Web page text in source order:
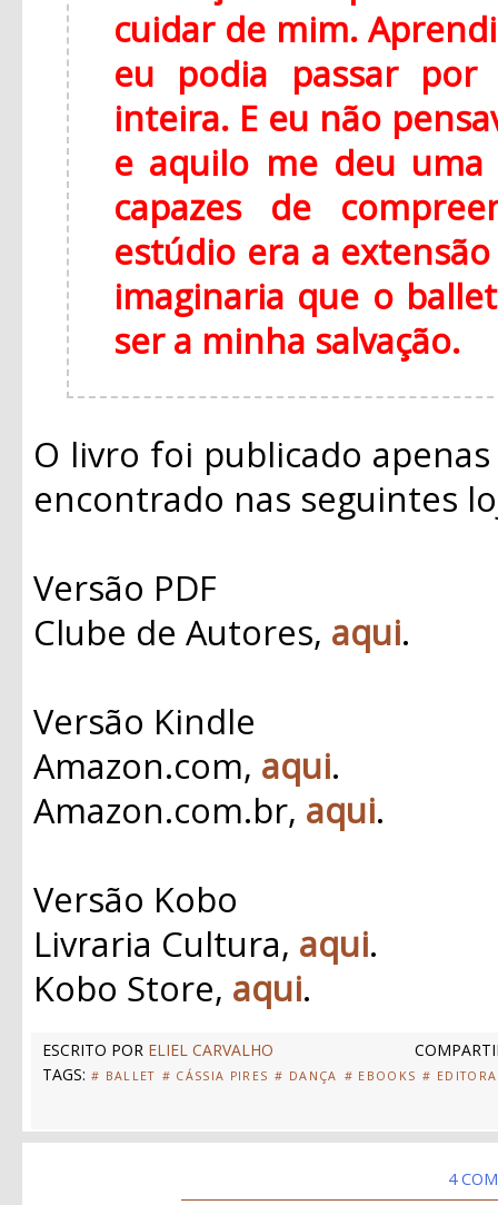
cuidar de mim.
eu podia passar
inteira. E eu não
e aquilo me deu
capazes de
estúdio era a
imaginaria que o
ser a minha salvação.
O livro foi publicado
encontrado nas seguintes
Versão PDF
Clube de Autores, aqui.
Versão Kindle
Amazon.com, aqui.
Amazon.com.br, aqui.
Versão Kobo
Livraria Cultura, aqui.
Kobo Store, aqui.
ESCRITO POR ELIEL CARVALHO
TAGS: # BALLET # CÁSSIA PIRES # DANÇA # EBOOKS #
4